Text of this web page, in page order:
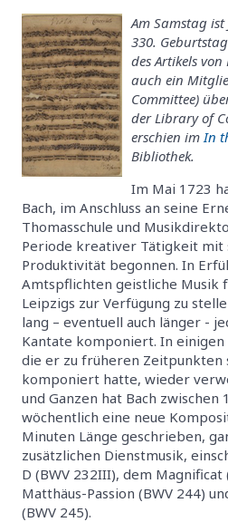
Am Samstag
330.
des Artikels
auch ein
Committee)
der Library of
erschien im In
Bibliothek.
Im Mai 1723
Bach, im Anschluss an seine
Thomasschule und
Periode kreativer Tätigkeit mit
Produktivität begonnen. In
Amtspflichten geistliche Musik
Leipzigs zur Verfügung zu
lang – eventuell auch länger -
Kantate komponiert. In einigen
die er zu früheren Zeitpunkten
komponiert hatte, wieder
und Ganzen hat Bach zwischen
wöchentlich eine neue
Minuten Länge geschrieben,
zusätzlichen Dienstmusik,
D (BWV 232III), dem Magnificat
Matthäus-Passion (BWV 244)
(BWV 245).